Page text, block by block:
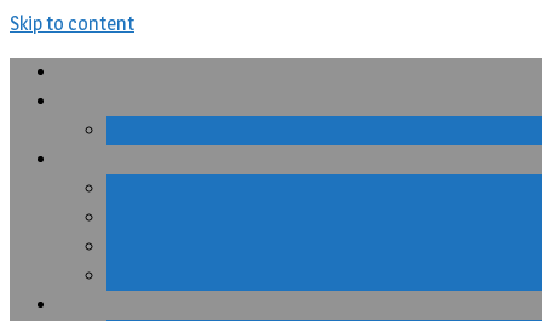
Skip to content